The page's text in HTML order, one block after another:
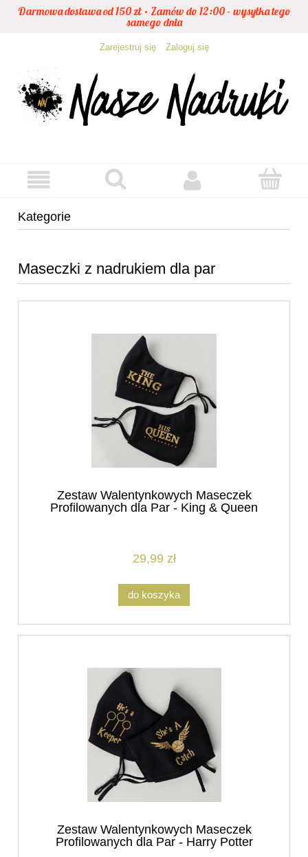
Darmowa dostawa od 150 zł • Zamów do 12:00 – wysyłka tego
samego dnia
Zarejestruj się Zaloguj się
Kategorie
Maseczki z nadrukiem dla par
Zestaw Walentynkowych Maseczek
Profilowanych dla Par - King & Queen
29,99 zł
do koszyka
Zestaw Walentynkowych Maseczek
Profilowanych dla Par - Harry Potter